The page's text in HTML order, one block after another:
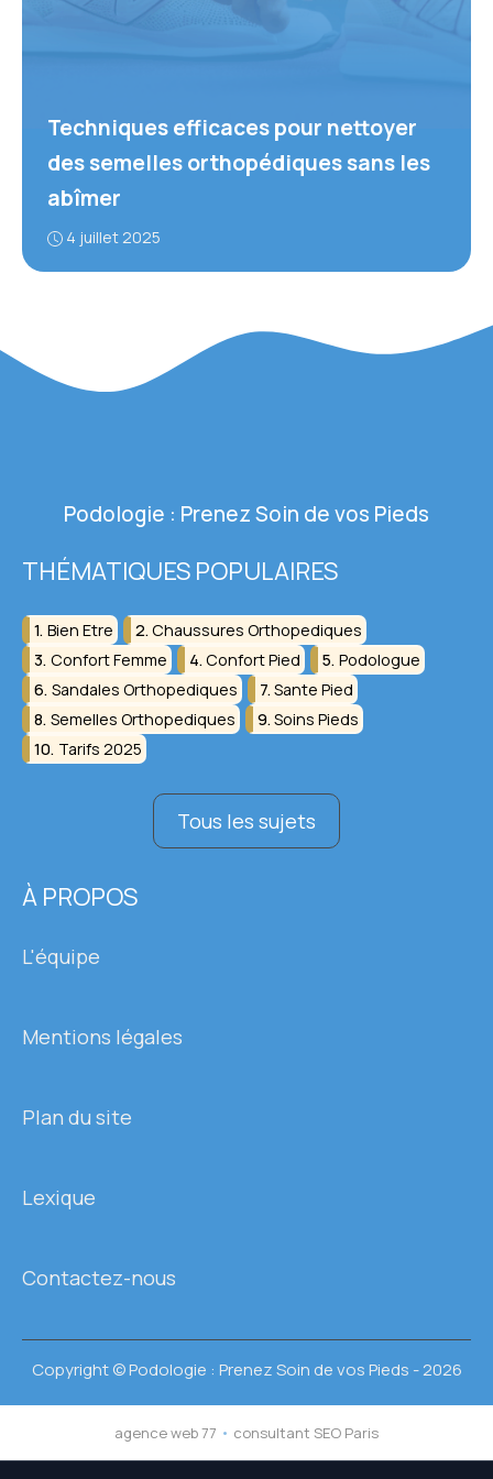
Techniques efficaces pour nettoyer
des semelles orthopédiques sans les
abîmer
4 juillet 2025
THÉMATIQUES POPULAIRES
Bien Etre
Chaussures Orthopediques
Confort Femme
Confort Pied
Podologue
Sandales Orthopediques
Sante Pied
Semelles Orthopediques
Soins Pieds
Tarifs 2025
Tous les sujets
Podologie : Prenez Soin de vos Pieds
À PROPOS
L'équipe
Mentions légales
Plan du site
Lexique
Contactez-nous
Copyright © Podologie : Prenez Soin de vos Pieds - 2026
agence web 77 • consultant SEO Paris